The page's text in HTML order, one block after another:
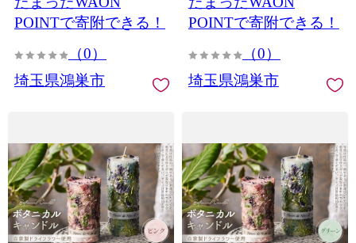
テリア 雑貨 ナチュラルイ
ンテリア 北欧インテリア
新築祝い おしゃれ 癒し空
ー 埼玉県 No.637-06
POINTで寄附できる！
（0）
埼玉県鴻巣市
リア 雑貨 ナチュラルイン
テリア 北欧インテリア ギ
築祝い おしゃれ 癒し空間
埼玉県 No.637-05
POINTで寄附できる！
（0）
埼玉県鴻巣市